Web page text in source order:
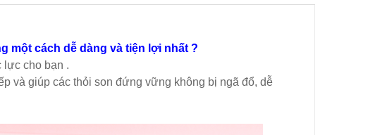
một cách dễ dàng và tiện lợi nhất ?
lực cho bạn .
và giúp các thỏi son đứng vững không bị ngã đổ, dễ